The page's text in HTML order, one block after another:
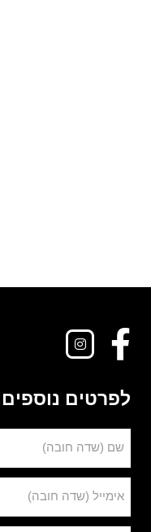
לפרטים נוספים
שם (שדה חובה)
אימייל (שדה חובה)